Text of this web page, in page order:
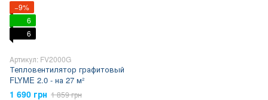
−9%
6
6
Артикул: FV2000G
Тепловентилятор графитовый
FLYME 2.0 - на 27 м²
1 690 грн 1 859 грн